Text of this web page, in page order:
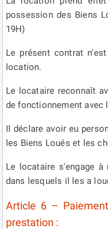
possession des Biens
19H)
Le présent contrat
location.
Le locataire reconnaît
de fonctionnement avec
Il déclare avoir eu
les Biens Loués et les
Le locataire s'engage
dans lesquels il les a
Article 6 –
prestation :